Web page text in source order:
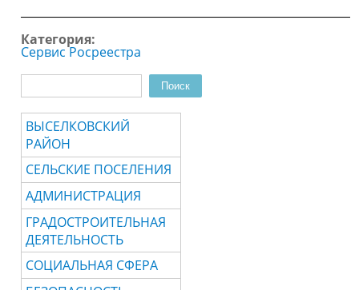
Категория:
Сервис Росреестра
Поиск
ВЫСЕЛКОВСКИЙ
РАЙОН
СЕЛЬСКИЕ ПОСЕЛЕНИЯ
АДМИНИСТРАЦИЯ
ГРАДОСТРОИТЕЛЬНАЯ
ДЕЯТЕЛЬНОСТЬ
СОЦИАЛЬНАЯ СФЕРА